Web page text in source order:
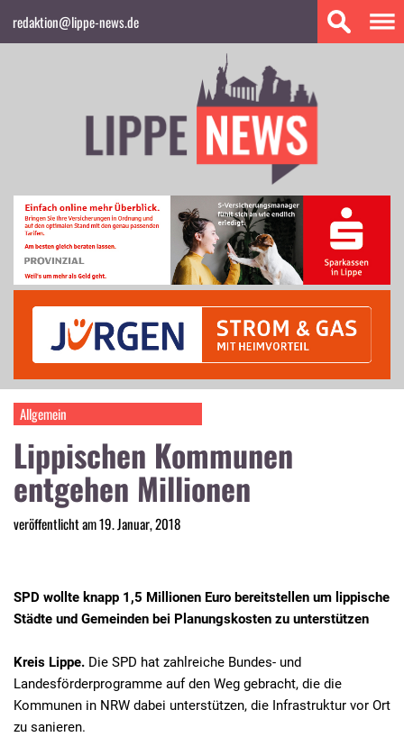
redaktion@lippe-news.de
Allgemein
Lippischen Kommunen
entgehen Millionen
veröffentlicht am 19. Januar, 2018
SPD wollte knapp 1,5 Millionen Euro bereitstellen um lippische
Städte und Gemeinden bei Planungskosten zu unterstützen
Kreis Lippe. Die SPD hat zahlreiche Bundes- und
Landesförderprogramme auf den Weg gebracht, die die
Kommunen in NRW dabei unterstützen, die Infrastruktur vor Ort
zu sanieren.